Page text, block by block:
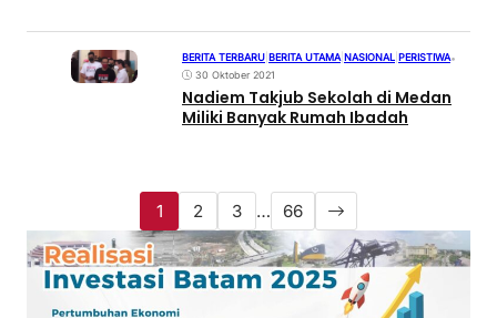
BERITA TERBARU BERITA UTAMA NASIONAL PERISTIWA•
30 Oktober 2021
Nadiem Takjub Sekolah di Medan
Miliki Banyak Rumah Ibadah
1 2 3 … 66